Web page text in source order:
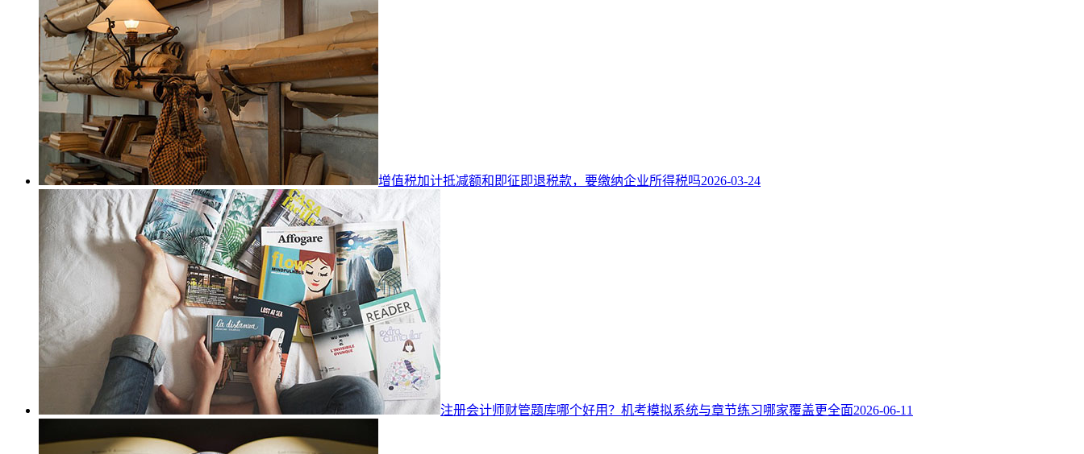
增值税加计抵减额和即征即退税款，要缴纳企业所得税吗2026-03-24
注册会计师财管题库哪个好用？机考模拟系统与章节练习哪家覆盖更全面2026-06-11